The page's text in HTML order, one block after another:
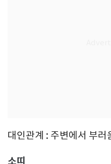
대인관계 : 주변에서 부러
소띠